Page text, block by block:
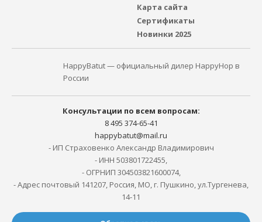
Карта сайта
Сертификаты
Новинки 2025
HappyBatut — официальный дилер HappyHop в
России
Консультации по всем вопросам:
8 495 374-65-41
happybatut@mail.ru
- ИП Страховенко Александр Владимирович
- ИНН 503801722455,
- ОГРНИП 304503821600074,
- Адрес почтовый 141207, Россия, МО, г. Пушкино, ул.Тургенева,
14-11